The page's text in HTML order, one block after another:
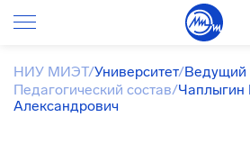
НИУ МИЭТ/Университет/Ведущий
Педагогический состав/
Александрович